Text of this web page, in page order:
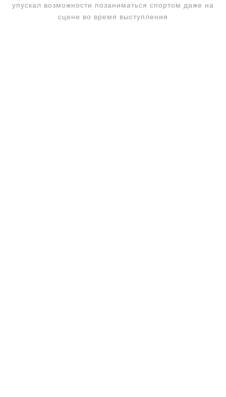
упускал возможности позаниматься спортом даже на
сцене во время выступления